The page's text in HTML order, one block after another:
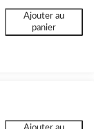
Ajouter au
panier